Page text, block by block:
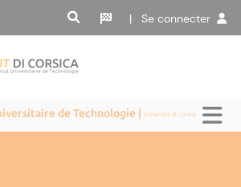
| Se connecter
de Technologie |Università di Corsica